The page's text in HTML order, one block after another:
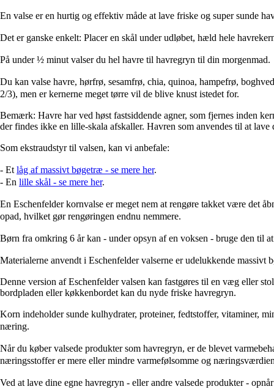
En valse er en hurtig og effektiv måde at lave friske og super sunde
Det er ganske enkelt: Placer en skål under udløbet, hæld hele
På under ½ minut valser du hel havre til havregryn til din morgenmad.
Du kan valse havre, hørfrø, sesamfrø, chia, quinoa, hampefrø, b
2/3), men er kernerne meget tørre vil de blive knust istedet for.
Bemærk: Havre har ved høst fastsiddende agner, som fjernes inden
der findes ikke en lille-skala afskaller. Havren som anvendes til at
Som ekstraudstyr til valsen, kan vi anbefale:
- Et låg af massivt bøgetræ - se mere her.
- En lille skål - se mere her.
En Eschenfelder kornvalse er meget nem at rengøre takket være det
opad, hvilket gør rengøringen endnu nemmere.
Børn fra omkring 6 år kan - under opsyn af en voksen - bruge den til
Materialerne anvendt i Eschenfelder valserne er udelukkende
Denne version af Eschenfelder valsen kan fastgøres til en væg eller
bordpladen eller køkkenbordet kan du nyde friske havregryn.
Korn indeholder sunde kulhydrater, proteiner, fedtstoffer, vitaminer,
næring.
Når du køber valsede produkter som havregryn, er de blevet
næringsstoffer er mere eller mindre varmefølsomme og
Ved at lave dine egne havregryn - eller andre valsede produkter -